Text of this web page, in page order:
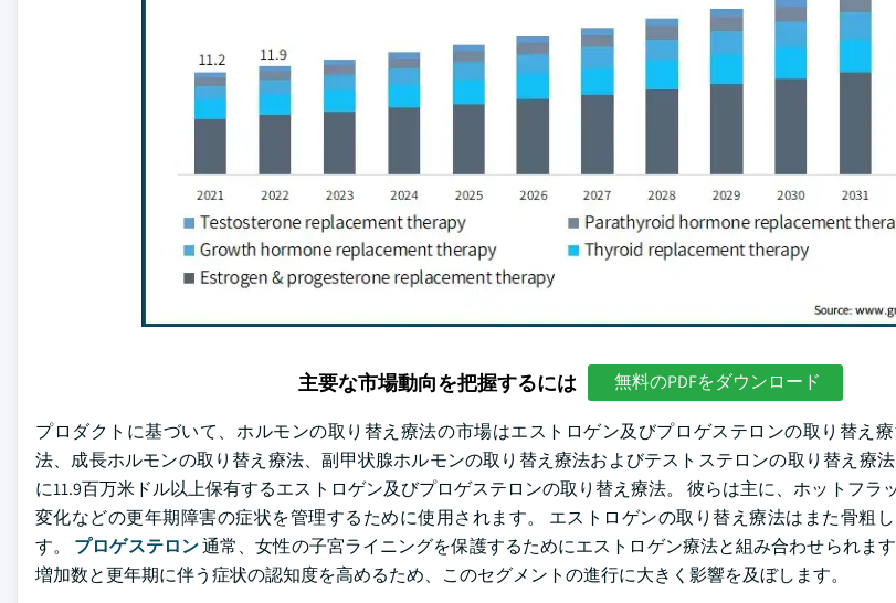
主要な市場動向を把握するには 無料のPDFをダウンロード
プロダクトに基づいて、ホルモンの取り替え療法の市場はエストロゲン及びプロゲステロンの取り替え
法、成長ホルモンの取り替え療法、副甲状腺ホルモンの取り替え療法およびテストステロンの取り替え療
に11.9百万米ドル以上保有するエストロゲン及びプロゲステロンの取り替え療法。 彼らは主に、ホットフラ
変化などの更年期障害の症状を管理するために使用されます。 エストロゲンの取り替え療法はまた骨粗
す。 プロゲステロン通常、女性の子宮ライニングを保護するためにエストロゲン療法と組み合わせられま
増加数と更年期に伴う症状の認知度を高めるため、このセグメントの進行に大きく影響を及ぼします。